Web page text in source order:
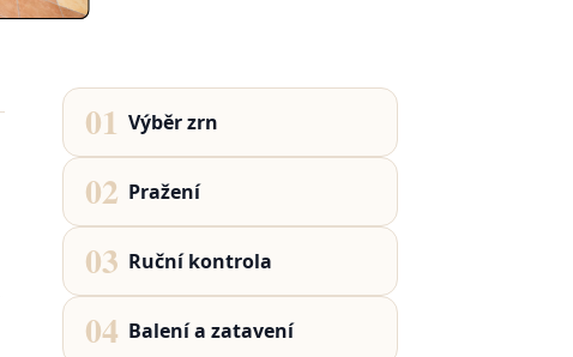
01 Výběr zrn
02 Pražení
03 Ruční kontrola
04 Balení a zatavení